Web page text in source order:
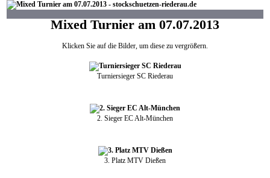
Mixed Turnier am 07.07.2013
Klicken Sie auf die Bilder, um diese zu vergrößern.
Turniersieger SC Riederau
2. Sieger EC Alt-München
3. Platz MTV Dießen